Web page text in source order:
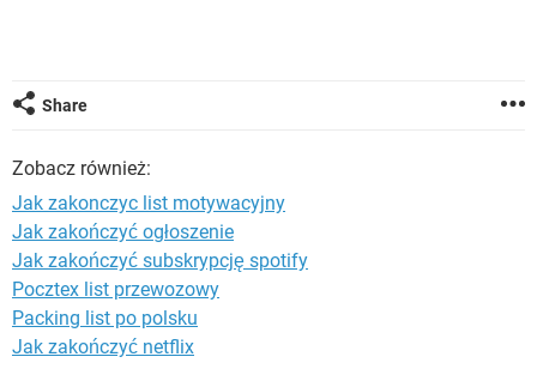
WINDOWS 10
Share
Zobacz również:
Jak zakonczyc list motywacyjny
Jak zakończyć ogłoszenie
Jak zakończyć subskrypcję spotify
Pocztex list przewozowy
Packing list po polsku
Jak zakończyć netflix